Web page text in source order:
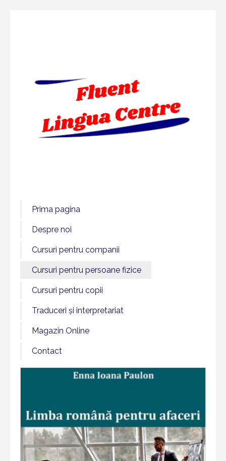
Prima pagina
Despre noi
Cursuri pentru companii
Cursuri pentru persoane fizice
Cursuri pentru copii
Traduceri și interpretariat
Magazin Online
Contact